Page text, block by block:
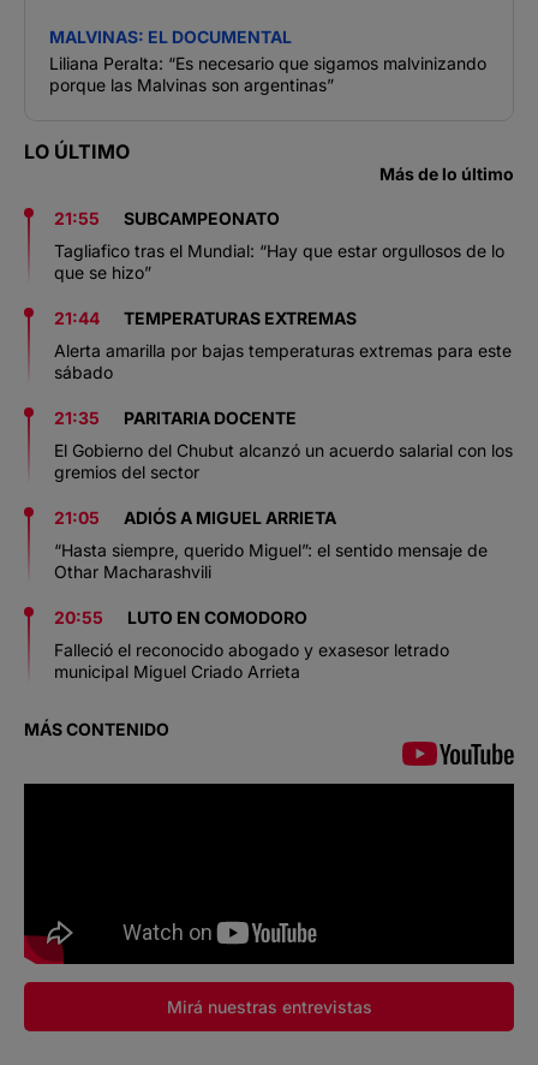
MALVINAS: EL DOCUMENTAL
Liliana Peralta: “Es necesario que sigamos malvinizando
porque las Malvinas son argentinas”
LO ÚLTIMO
Más de lo último
21:55
SUBCAMPEONATO
Tagliafico tras el Mundial: “Hay que estar orgullosos de lo
que se hizo”
21:44
TEMPERATURAS EXTREMAS
Alerta amarilla por bajas temperaturas extremas para este
sábado
21:35
PARITARIA DOCENTE
El Gobierno del Chubut alcanzó un acuerdo salarial con los
gremios del sector
21:05
ADIÓS A MIGUEL ARRIETA
“Hasta siempre, querido Miguel”: el sentido mensaje de
Othar Macharashvili
20:55
LUTO EN COMODORO
Falleció el reconocido abogado y exasesor letrado
municipal Miguel Criado Arrieta
MÁS CONTENIDO
Mirá nuestras entrevistas